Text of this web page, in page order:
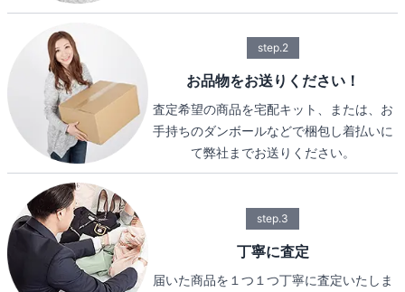
step.2
お品物をお送りください！
査定希望の商品を宅配キット、または、お
手持ちのダンボールなどで梱包し着払いに
て弊社までお送りください。
step.3
丁寧に査定
届いた商品を１つ１つ丁寧に査定いたしま